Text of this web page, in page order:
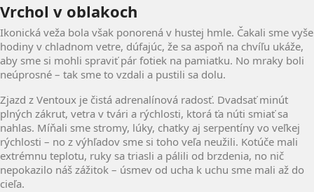
Vrchol v oblakoch
Ikonická veža bola však ponorená v hustej hmle. Čakali sme vyše
hodiny v chladnom vetre, dúfajúc, že sa aspoň na chvíľu ukáže,
aby sme si mohli spraviť pár fotiek na pamiatku. No mraky boli
neúprosné – tak sme to vzdali a pustili sa dolu.
Zjazd z Ventoux je čistá adrenalínová radosť. Dvadsať minút
plných zákrut, vetra v tvári a rýchlosti, ktorá ťa núti smiať sa
nahlas. Míňali sme stromy, lúky, chatky aj serpentíny vo veľkej
rýchlosti – no z výhľadov sme si toho veľa neužili. Kotúče mali
extrémnu teplotu, ruky sa triasli a pálili od brzdenia, no nič
nepokazilo náš zážitok – úsmev od ucha k uchu sme mali až do
cieľa.